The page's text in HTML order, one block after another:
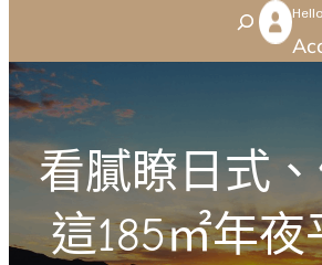
容
S
e
c
h
看膩瞭日式
這185㎡年夜